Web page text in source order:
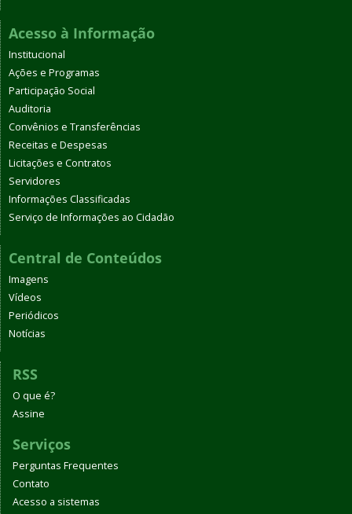
Acesso à Informação
Institucional
Ações e Programas
Participação Social
Auditoria
Convênios e Transferências
Receitas e Despesas
Licitações e Contratos
Servidores
Informações Classificadas
Serviço de Informações ao Cidadão
Central de Conteúdos
Imagens
Vídeos
Periódicos
Notícias
RSS
O que é?
Assine
Serviços
Perguntas Frequentes
Contato
Acesso a sistemas